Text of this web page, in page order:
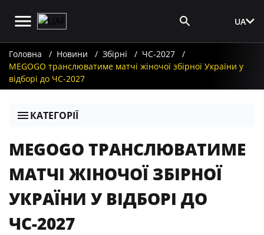
UA
Головна Новини Збірні
ЧС-2027
MEGOGO транслюватиме матчі жіночої збірної України у
відборі до ЧС-2027
КАТЕГОРІЇ
MEGOGO ТРАНСЛЮВАТИМЕ
МАТЧІ ЖІНОЧОЇ ЗБІРНОЇ
УКРАЇНИ У ВІДБОРІ ДО
ЧС-2027